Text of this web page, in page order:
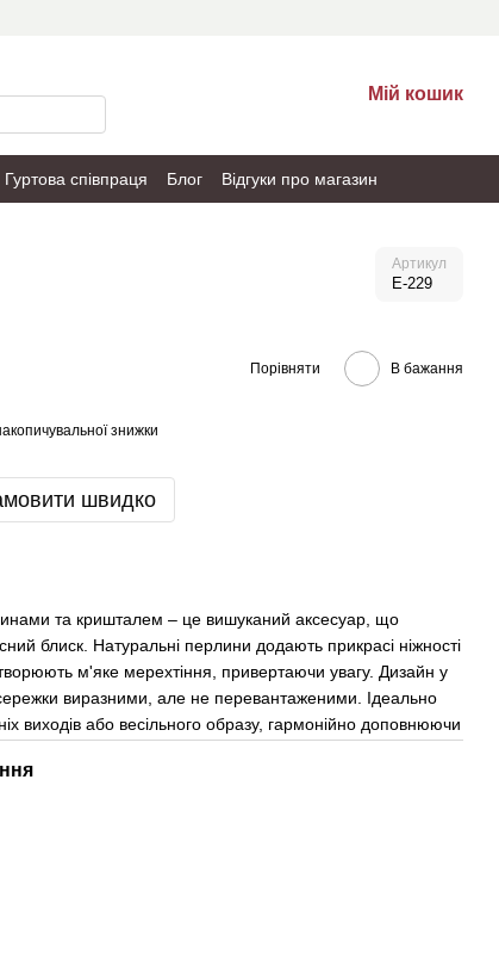
Мій кошик
Гуртова співпраця Блог
Відгуки про магазин
Артикул
E-229
Порівняти В бажання
знижки
швидко
та кришталем – це вишуканий аксесуар, що
блиск. Натуральні перлини додають прикрасі ніжності
м'яке мерехтіння, привертаючи увагу. Дизайн у
виразними, але не перевантаженими. Ідеально
виходів або весільного образу, гармонійно доповнюючи